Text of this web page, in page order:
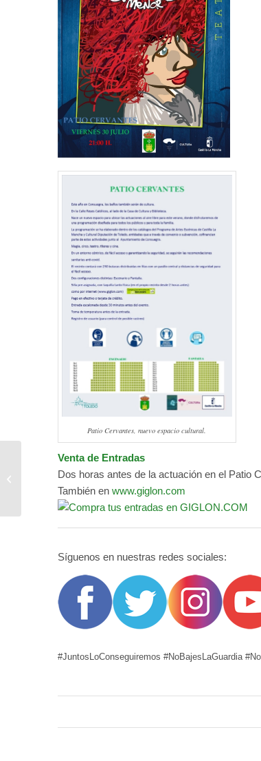
Patio Cervantes, nuevo espacio cultural.
Venta de Entradas
Dos horas antes de la actuación en el Patio
También en www.giglon.com
Síguenos en nuestras redes sociales:
#JuntosLoConseguiremos #NoBajesLaGuardia
El Lazarillo de Tormes